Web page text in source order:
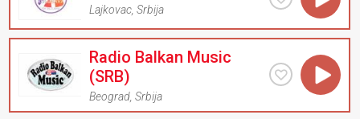
Lajkovac ,Srbija
Radio Balkan Music
(SRB)
Beograd ,Srbija